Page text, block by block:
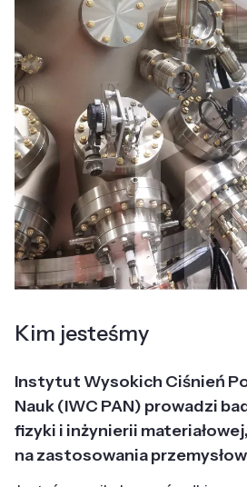
Kim jesteśmy
Instytut Wysokich Ciśnień
Nauk (IWC PAN) prowadzi
fizyki i inżynierii
na zastosowania